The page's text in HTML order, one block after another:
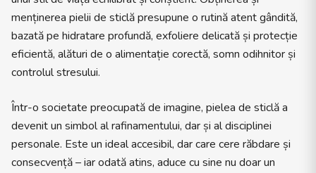
menținerea pielii de sticlă presupune o rutină atent gândită,
bazată pe hidratare profundă, exfoliere delicată și protecție
eficientă, alături de o alimentație corectă, somn odihnitor și
controlul stresului.
Într-o societate preocupată de imagine, pielea de sticlă a
devenit un simbol al rafinamentului, dar și al disciplinei
personale. Este un ideal accesibil, dar care cere răbdare și
consecvență – iar odată atins, aduce cu sine nu doar un